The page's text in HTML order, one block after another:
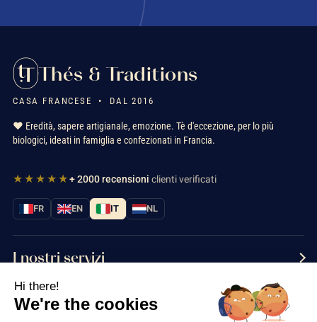
ANSES
Thés & Traditions
CASA FRANCESE • DAL 2016
❤️ Eredità, sapere artigianale, emozione. Tè d'eccezione, per lo più
biologici, ideati in famiglia e confezionati in Francia.
★★★★★+ 2000 recensioni clienti verificati
FR EN IT NL
I nostri servizi
Informazioni
Hi there!
We're the cookies